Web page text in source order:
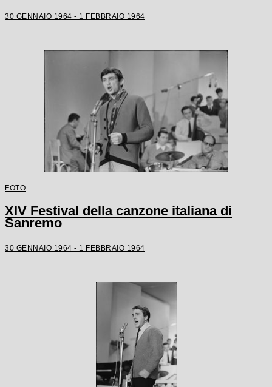
30 GENNAIO 1964 - 1 FEBBRAIO 1964
FOTO
XIV Festival della canzone italiana di
Sanremo
30 GENNAIO 1964 - 1 FEBBRAIO 1964